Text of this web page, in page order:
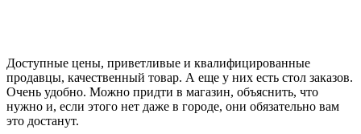
Доступные цены, приветливые и квалифицированные
продавцы, качественный товар. А еще у них есть стол заказов.
Очень удобно. Можно придти в магазин, объяснить, что
нужно и, если этого нет даже в городе, они обязательно вам
это достанут.